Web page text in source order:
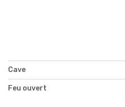
Cave
Feu ouvert